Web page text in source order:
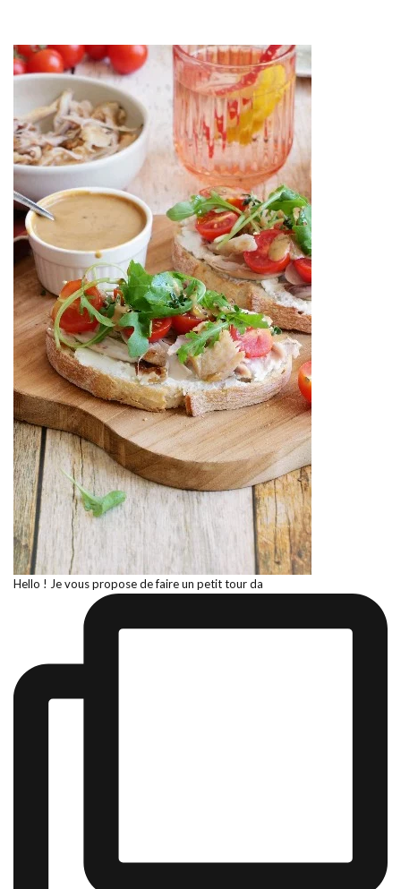
Hello ! Je vous propose de faire un petit tour da